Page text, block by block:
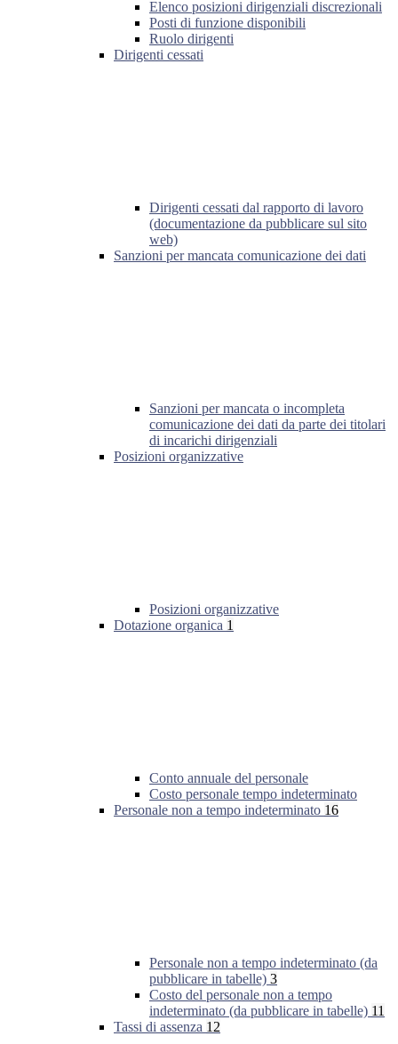
Elenco posizioni dirigenziali discrezionali
Posti di funzione disponibili
Ruolo dirigenti
Dirigenti cessati
Dirigenti cessati dal rapporto di lavoro
(documentazione da pubblicare sul sito
web)
Sanzioni per mancata comunicazione dei dati
Sanzioni per mancata o incompleta
comunicazione dei dati da parte dei titolari
di incarichi dirigenziali
Posizioni organizzative
Posizioni organizzative
Dotazione organica 1
Conto annuale del personale
Costo personale tempo indeterminato
Personale non a tempo indeterminato 16
Personale non a tempo indeterminato (da
pubblicare in tabelle) 3
Costo del personale non a tempo
indeterminato (da pubblicare in tabelle) 11
Tassi di assenza 12